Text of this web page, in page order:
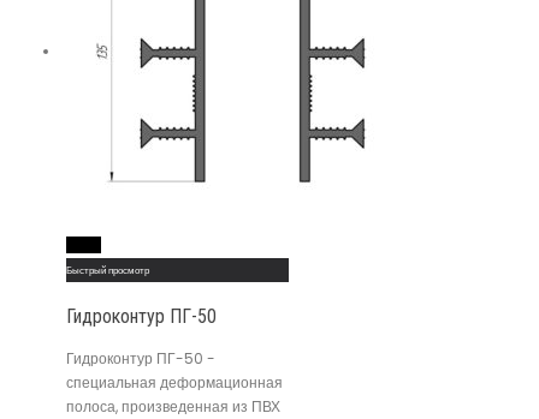
Быстрый просмотр
Гидроконтур ПГ-50
Гидроконтур ПГ-50 -
специальная деформационная
полоса, произведенная из ПВХ